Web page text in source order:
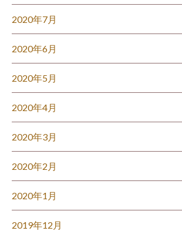
2020年7月
2020年6月
2020年5月
2020年4月
2020年3月
2020年2月
2020年1月
2019年12月